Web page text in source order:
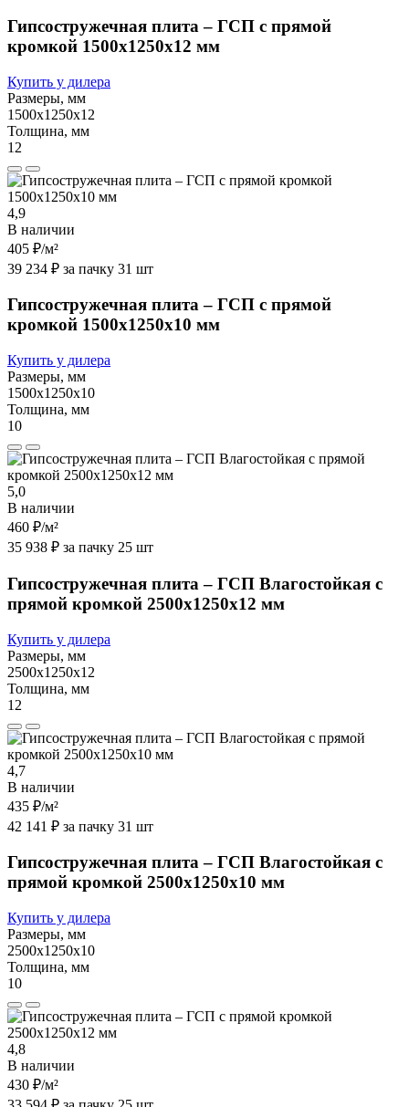
Гипсостружечная плита – ГСП с прямой
кромкой 1500х1250х12 мм
Купить у дилера
Размеры, мм
1500х1250х12
Толщина, мм
12
4,9
В наличии
405 ₽/м²
39 234 ₽ за пачку 31 шт
Гипсостружечная плита – ГСП с прямой
кромкой 1500х1250х10 мм
Купить у дилера
Размеры, мм
1500х1250х10
Толщина, мм
10
5,0
В наличии
460 ₽/м²
35 938 ₽ за пачку 25 шт
Гипсостружечная плита – ГСП Влагостойкая с
прямой кромкой 2500х1250х12 мм
Купить у дилера
Размеры, мм
2500х1250х12
Толщина, мм
12
4,7
В наличии
435 ₽/м²
42 141 ₽ за пачку 31 шт
Гипсостружечная плита – ГСП Влагостойкая с
прямой кромкой 2500х1250х10 мм
Купить у дилера
Размеры, мм
2500х1250х10
Толщина, мм
10
4,8
В наличии
430 ₽/м²